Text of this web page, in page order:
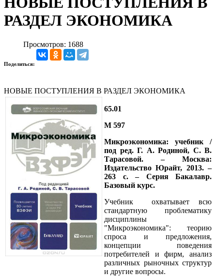
РАЗДЕЛ ЭКОНОМИКА
Просмотров: 1688
Поделиться:
НОВЫЕ ПОСТУПЛЕНИЯ В РАЗДЕЛ ЭКОНОМИКА
65.01
М 597
Микроэкономика: учебник /
под ред. Г. А. Родиной, С. В.
Тарасовой. – Москва:
Издательство Юрайт, 2013. –
263 с. – Серия Бакалавр.
Базовый курс.
Учебник охватывает всю
стандартную проблематику
дисциплины
"Микроэкономика": теорию
спроса и предложения,
концепции поведения
потребителей и фирм, анализ
различных рыночных структур
и другие вопросы.